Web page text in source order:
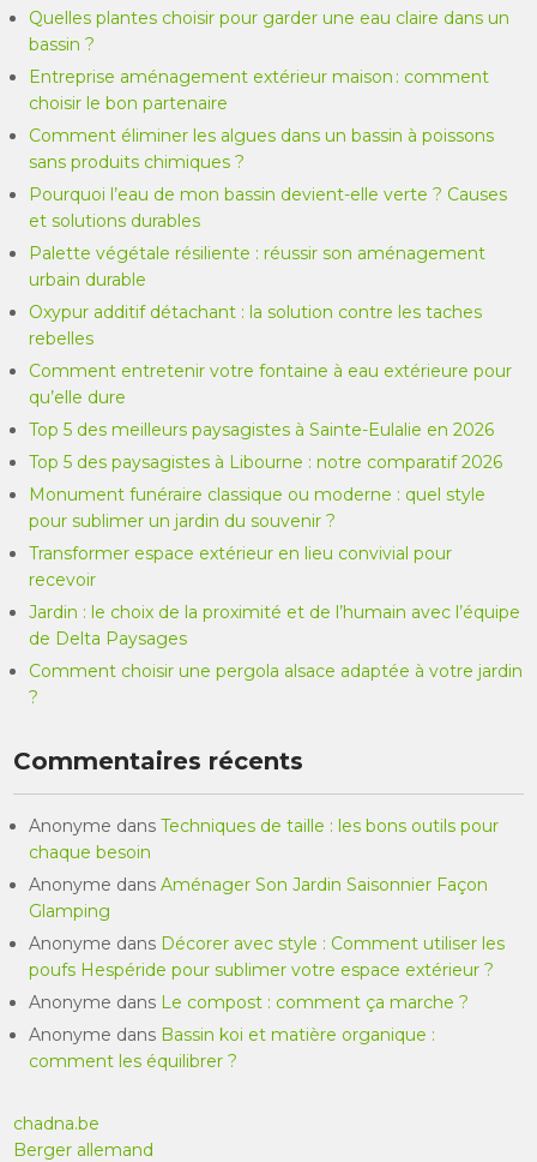
Quelles plantes choisir pour garder une eau claire dans un
bassin ?
Entreprise aménagement extérieur maison : comment
choisir le bon partenaire
Comment éliminer les algues dans un bassin à poissons
sans produits chimiques ?
Pourquoi l’eau de mon bassin devient-elle verte ? Causes
et solutions durables
Palette végétale résiliente : réussir son aménagement
urbain durable
Oxypur additif détachant : la solution contre les taches
rebelles
Comment entretenir votre fontaine à eau extérieure pour
qu’elle dure
Top 5 des meilleurs paysagistes à Sainte-Eulalie en 2026
Top 5 des paysagistes à Libourne : notre comparatif 2026
Monument funéraire classique ou moderne : quel style
pour sublimer un jardin du souvenir ?
Transformer espace extérieur en lieu convivial pour
recevoir
Jardin : le choix de la proximité et de l’humain avec l’équipe
de Delta Paysages
Comment choisir une pergola alsace adaptée à votre jardin
?
Commentaires récents
Anonyme dansTechniques de taille : les bons outils pour
chaque besoin
Anonyme dansAménager Son Jardin Saisonnier Façon
Glamping
Anonyme dans Décorer avec style : Comment utiliser les
poufs Hespéride pour sublimer votre espace extérieur ?
Anonyme dans Le compost : comment ça marche ?
Anonyme dans Bassin koi et matière organique :
comment les équilibrer ?
chadna.be
Berger allemand